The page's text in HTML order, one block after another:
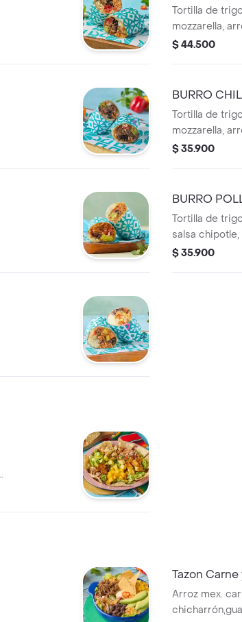
Tortilla de
mozzarella,
salteados,
$ 44.500
BURRO
Tortilla de
mozzarella,
salteados,
$ 35.900
BURRO
Tortilla de
salsa
vegetales
$ 35.900
Tazon
Arroz mex.